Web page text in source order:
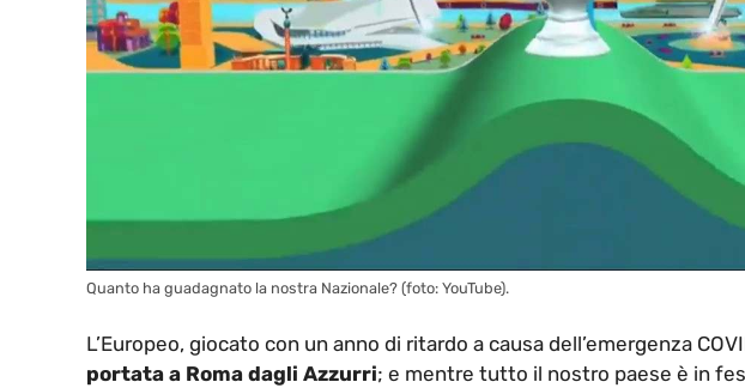
Quanto ha guadagnato la nostra Nazionale? (foto: YouTube).
L’Europeo, giocato con un anno di ritardo a causa dell’emergenza
portata a Roma dagli Azzurri; e mentre tutto il nostro paese è in